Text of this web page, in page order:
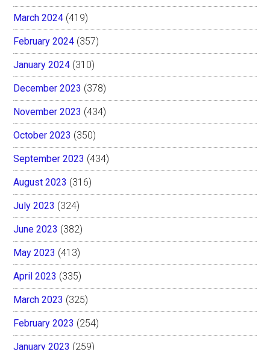
March 2024 (419)
February 2024 (357)
January 2024 (310)
December 2023 (378)
November 2023 (434)
October 2023 (350)
September 2023 (434)
August 2023 (316)
July 2023 (324)
June 2023 (382)
May 2023 (413)
April 2023 (335)
March 2023 (325)
February 2023 (254)
January 2023 (259)